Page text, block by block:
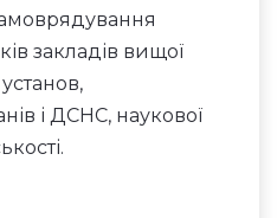
закладів вищої
і ДСНС, наукової